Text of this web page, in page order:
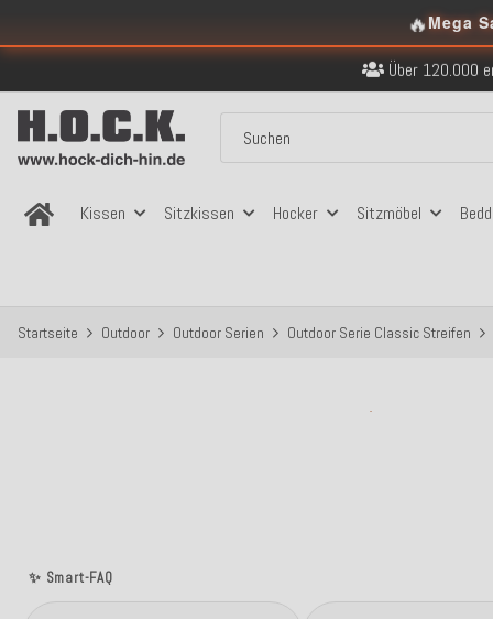
🔥Mega
Kostenloser Versand
Über 120.000
Sicher
Kissen Sitzkissen Hocker Sitzmöbel
Startseite Outdoor Outdoor Serien Outdoor Serie Classic Streifen
✨ Smart-FAQ